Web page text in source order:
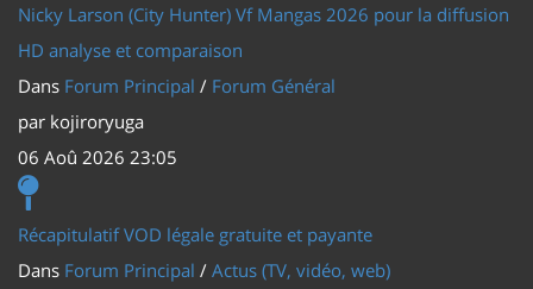
Nicky Larson (City Hunter) Vf Mangas 2026 pour la diffusion
HD analyse et comparaison
Dans Forum Principal / Forum Général
par kojiroryuga
06 Aoû 2026 23:05
Récapitulatif VOD légale gratuite et payante
Dans Forum Principal / Actus (TV, vidéo, web)